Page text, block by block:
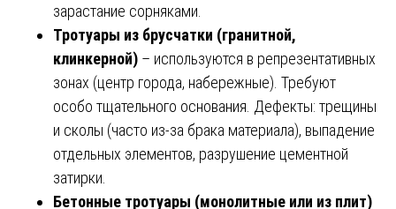
зарастание сорняками.
Тротуары из брусчатки (гранитной,
клинкерной) – используются в репрезентативных
зонах (центр города, набережные). Требуют
особо тщательного основания. Дефекты: трещины
и сколы (часто из-за брака материала), выпадение
отдельных элементов, разрушение цементной
затирки.
Бетонные тротуары (монолитные или из плит)